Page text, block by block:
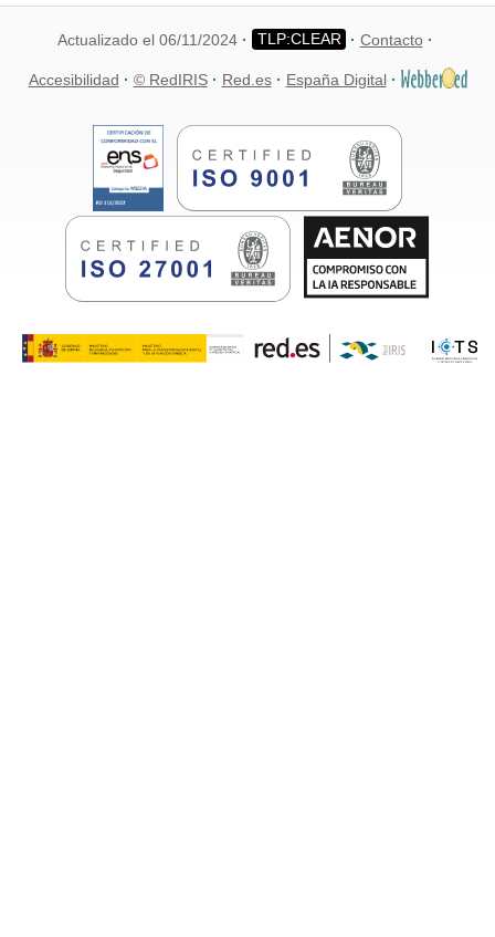
Actualizado el 06/11/2024 Contacto
Accesibilidad © RedIRIS Red.es España Digital